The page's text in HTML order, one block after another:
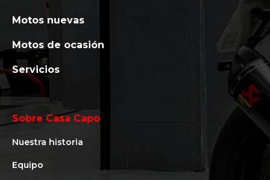
Motos nuevas
Motos de ocasión
Servicios
Sobre Casa Capo
Nuestra historia
Equipo